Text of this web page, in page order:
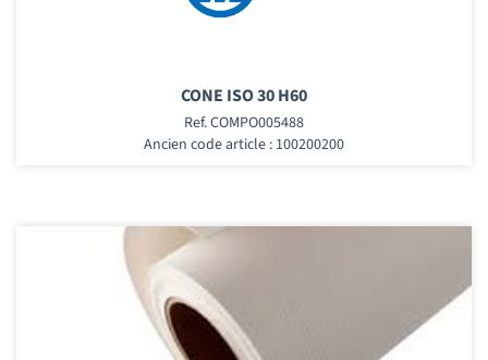
CONE ISO 30 H60
Ref. COMPO005488
Ancien code article : 100200200